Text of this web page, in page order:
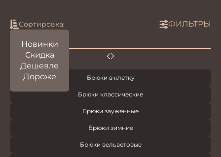
Сортировка:
Новинки
Скидка
Дешевле
Дороже
ФИЛЬТРЫ
Брюки в клетку
Брюки классические
Брюки зауженные
Брюки зимние
Брюки вельветовые